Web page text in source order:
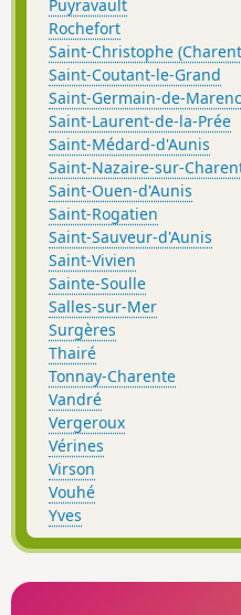
Puyravault
Rochefort
Saint-Christophe
Saint-Coutant-le-Grand
Saint-Germain-de-
Saint-Laurent-de-la-Prée
Saint-Médard-d'Aunis
Saint-Nazaire-sur-
Saint-Ouen-d'Aunis
Saint-Rogatien
Saint-Sauveur-d'Aunis
Saint-Vivien
Sainte-Soulle
Salles-sur-Mer
Surgères
Thairé
Tonnay-Charente
Vandré
Vergeroux
Vérines
Virson
Vouhé
Yves